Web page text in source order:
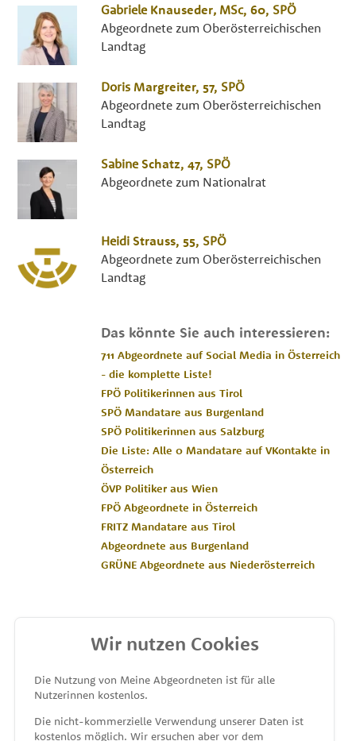
Gabriele Knauseder, MSc, 60, SPÖ
Abgeordnete zum Oberösterreichischen
Landtag
Doris Margreiter, 57, SPÖ
Abgeordnete zum Oberösterreichischen
Landtag
Sabine Schatz, 47, SPÖ
Abgeordnete zum Nationalrat
Heidi Strauss, 55, SPÖ
Abgeordnete zum Oberösterreichischen
Landtag
Das könnte Sie auch interessieren:
711 Abgeordnete auf Social Media in Österreich
- die komplette Liste!
FPÖ Politikerinnen aus Tirol
SPÖ Mandatare aus Burgenland
SPÖ Politikerinnen aus Salzburg
Die Liste: Alle 0 Mandatare auf VKontakte in
Österreich
ÖVP Politiker aus Wien
FPÖ Abgeordnete in Österreich
FRITZ Mandatare aus Tirol
Abgeordnete aus Burgenland
GRÜNE Abgeordnete aus Niederösterreich
MEINE ABGEORDNETEN
unterstützt von
Wir nutzen Cookies
Die Nutzung von Meine Abgeordneten ist für alle
Nutzerinnen kostenlos.
Die nicht-kommerzielle Verwendung unserer Daten ist
kostenlos möglich. Wir ersuchen aber vor dem